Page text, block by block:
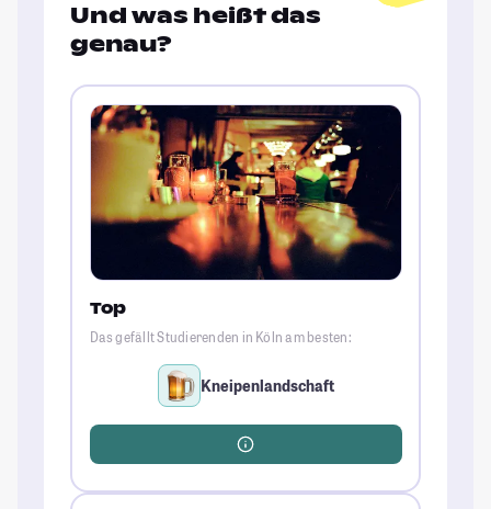
Und was heißt das
genau?
Top
Das gefällt Studierenden in Köln am besten:
Kneipenlandschaft